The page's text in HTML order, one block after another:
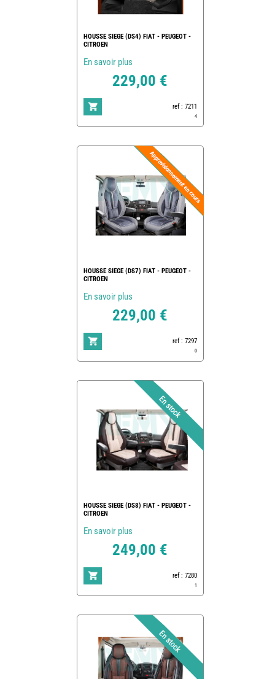
HOUSSE SIEGE (DS4) FIAT - PEUGEOT -
CITROEN
En savoir plus
229,00 €
ref : 7211
4
HOUSSE SIEGE (DS7) FIAT - PEUGEOT -
CITROEN
En savoir plus
229,00 €
ref : 7297
0
HOUSSE SIEGE (DS8) FIAT - PEUGEOT -
CITROEN
En savoir plus
249,00 €
ref : 7280
1